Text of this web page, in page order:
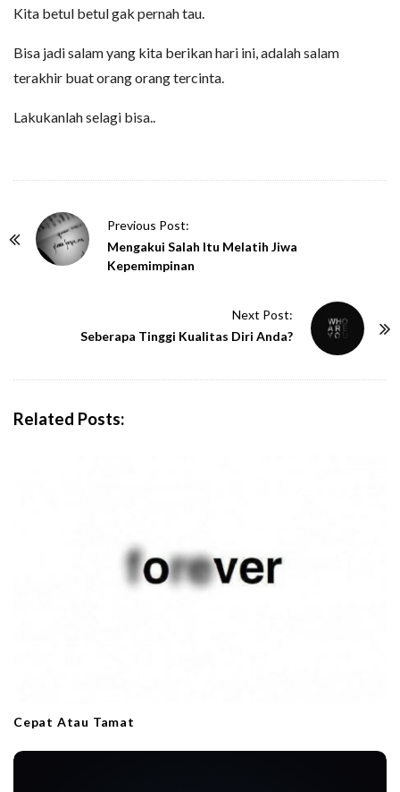
Kita betul betul gak pernah tau.
Bisa jadi salam yang kita berikan hari ini, adalah salam
terakhir buat orang orang tercinta.
Lakukanlah selagi bisa..
Previous Post:
Mengakui Salah Itu Melatih Jiwa
Kepemimpinan
Next Post:
Seberapa Tinggi Kualitas Diri Anda?
Related Posts:
Cepat Atau Tamat